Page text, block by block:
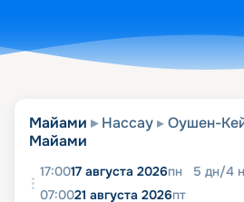
Майами Нассау Оушен-
Майами
17:0017 августа 2026пн 5 дн/4
07:0021 августа 2026пт